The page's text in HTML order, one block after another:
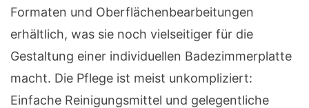
Formaten und Oberflächenbearbeitungen
erhältlich, was sie noch vielseitiger für die
Gestaltung einer individuellen Badezimmerplatte
macht. Die Pflege ist meist unkompliziert:
Einfache Reinigungsmittel und gelegentliche